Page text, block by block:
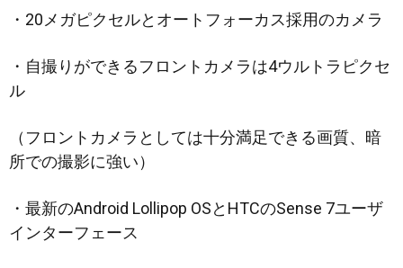
・20メガピクセルとオートフォーカス採用のカメラ
・自撮りができるフロントカメラは4ウルトラピクセ
ル
（フロントカメラとしては十分満足できる画質、暗
所での撮影に強い）
・最新のAndroid Lollipop OSとHTCのSense 7ユーザ
インターフェース